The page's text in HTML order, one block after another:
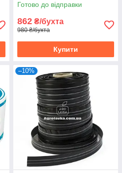
Готово до відправки
862 ₴/бухта
980 ₴/бухта
Купити
–10%